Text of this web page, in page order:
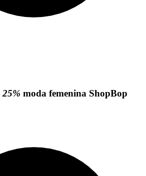
25% moda femenina ShopBop